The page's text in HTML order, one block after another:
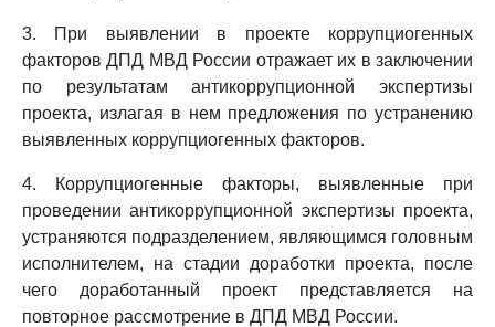
3. При выявлении в проекте коррупциогенных
факторов ДПД МВД России отражает их в заключении
по результатам антикоррупционной экспертизы
проекта, излагая в нем предложения по устранению
выявленных коррупциогенных факторов.
4. Коррупциогенные факторы, выявленные при
проведении антикоррупционной экспертизы проекта,
устраняются подразделением, являющимся головным
исполнителем, на стадии доработки проекта, после
чего доработанный проект представляется на
повторное рассмотрение в ДПД МВД России.